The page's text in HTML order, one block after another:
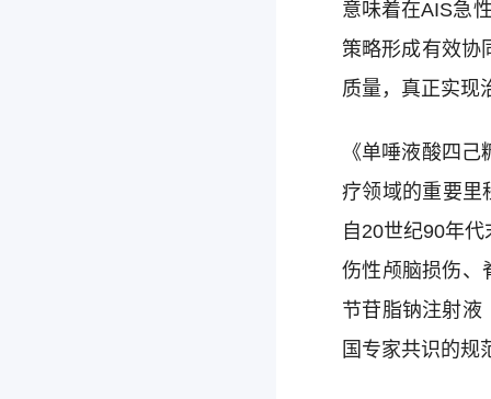
意味着在AIS急
策略形成有效协
质量，真正实现
《单唾液酸四
疗领域的重要里
自20世纪90年
伤性颅脑损伤、
节苷脂钠注射液
国专家共识的规